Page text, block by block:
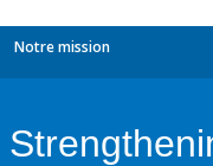
Notre mission